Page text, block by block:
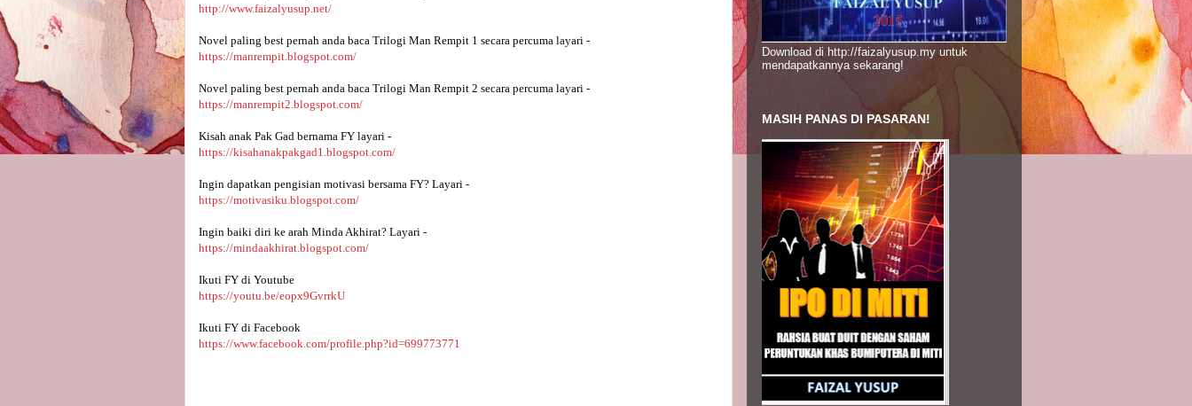
http://www.faizalyusup.net/
Novel paling best pernah anda baca Trilogi Man Rempit 1 secara percuma layari -
https://manrempit.blogspot.com/
Novel paling best pernah anda baca Trilogi Man Rempit 2 secara percuma layari -
https://manrempit2.blogspot.com/
Kisah anak Pak Gad bernama FY layari -
https://kisahanakpakgad1.blogspot.com/
Ingin dapatkan pengisian motivasi bersama FY? Layari -
https://motivasiku.blogspot.com/
Ingin baiki diri ke arah Minda Akhirat? Layari -
https://mindaakhirat.blogspot.com/
Ikuti FY di Youtube
https://youtu.be/eopx9GvrrkU
Ikuti FY di Facebook
https://www.facebook.com/profile.php?id=699773771
Download di http://faizalyusup.my untuk
mendapatkannya sekarang!
MASIH PANAS DI PASARAN!